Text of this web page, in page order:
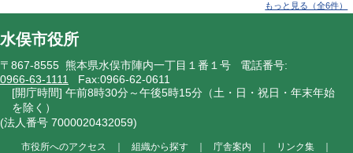
もっと見る（全6件）
水俣市役所
〒867-8555 熊本県水俣市陣内一丁目１番１号 電話番号:
0966-63-1111 Fax:0966-62-0611
[開庁時間] 午前8時30分～午後5時15分（土・日・祝日・年末年始
を除く）
(法人番号 7000020432059)
市役所へのアクセス 組織から探す 庁舎案内 リンク集